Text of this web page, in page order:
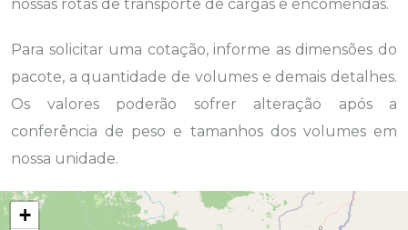
nossas rotas de transporte de cargas e encomendas.
Para solicitar uma cotação, informe as dimensões do
pacote, a quantidade de volumes e demais detalhes.
Os valores poderão sofrer alteração após a
conferência de peso e tamanhos dos volumes em
nossa unidade.
+